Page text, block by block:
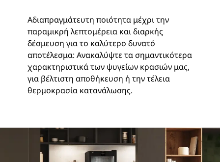
Αδιαπραγμάτευτη ποιότητα μέχρι την
παραμικρή λεπτομέρεια και διαρκής
δέσμευση για το καλύτερο δυνατό
αποτέλεσμα: Ανακαλύψτε τα σημαντικότερα
χαρακτηριστικά των ψυγείων κρασιών μας,
για βέλτιστη αποθήκευση ή την τέλεια
θερμοκρασία κατανάλωσης.